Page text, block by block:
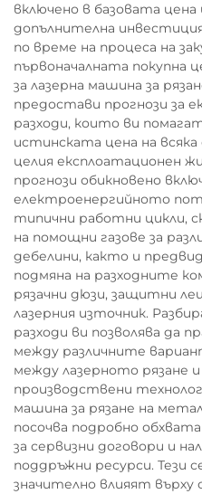
включено в базовата
допълнителна
по време на процеса на
първоначалната покупна
за лазерна машина за
предостави прогнози за
разходи, които ви
истинската цена на
целия експлоатационен
прогнози обикновено
електроенергийното
типични работни цикли,
на помощни газове за
дебелини, както и
подмяна на разходните
рязачни дюзи, защитни
лазерния източник.
разходи ви позволява да
между различните
между лазерното рязане
производствени
машина за рязане на
посочва подробно
за сервизни договори и
поддръжни ресурси. Тези
значително влияят